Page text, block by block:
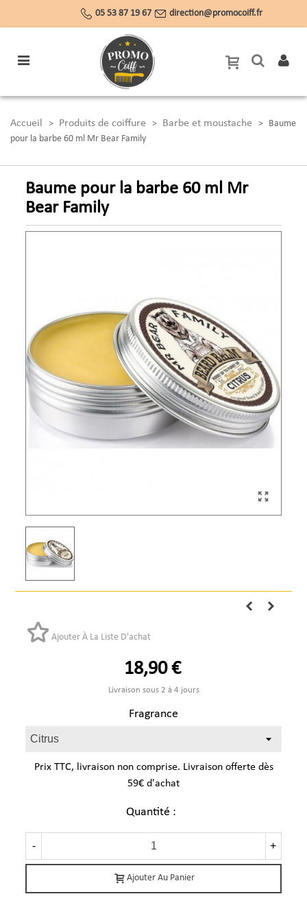
05 53 87 19 67 direction@promocoiff.fr
Accueil > Produits de coiffure > Barbe et moustache > Baume
pour la barbe 60 ml Mr Bear Family
Baume pour la barbe 60 ml Mr
Bear Family
Ajouter À La Liste D'achat
18,90 €
Livraison sous 2 à 4 jours
Fragrance
Prix TTC, livraison non comprise. Livraison offerte dès
59€ d'achat
Quantité :
- +
Ajouter Au Panier